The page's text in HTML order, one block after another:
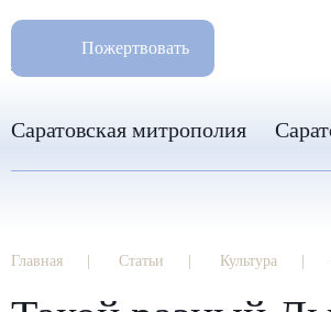
Пожертвовать
8 960 346 31 04
info-sar@mail.ru
Саратовская митрополия
Главная Статьи Культура